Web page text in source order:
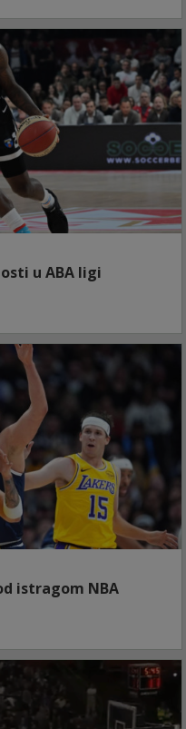
u ABA ligi
istragom NBA